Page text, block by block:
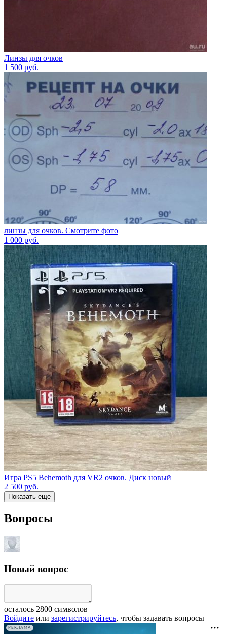
Линзы для очков
1 500 руб.
линзы для очков. Смотрите фото
1 000 руб.
Игра PS5 Behemoth для VR2 очков. Диск новый
2 500 руб.
Показать еще
Вопросы
Новый вопрос
осталось 2800 символов
Войдите или зарегистрируйтесь, чтобы задавать вопросы
РЕКЛАМА